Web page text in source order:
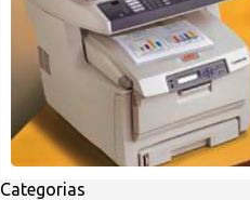
Categorias